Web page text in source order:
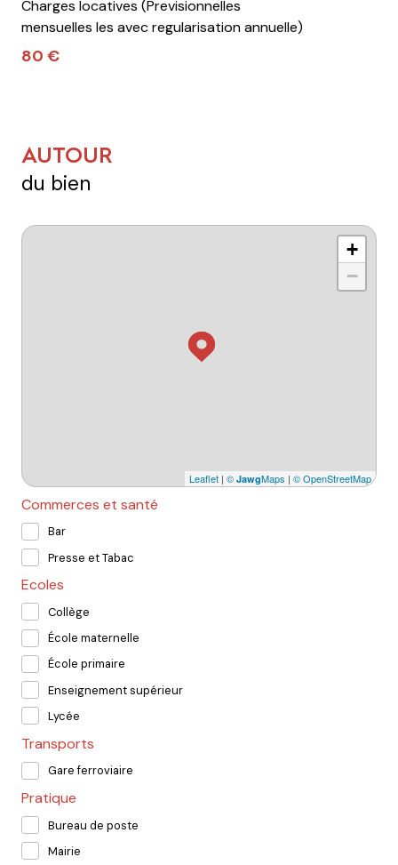
Charges locatives (Previsionnelles
mensuelles les avec regularisation annuelle)
80 €
AUTOUR
du bien
+
−
Leaflet | © JawgMaps | © OpenStreetMap
Commerces et santé
Bar
Presse et Tabac
Ecoles
Collège
École maternelle
École primaire
Enseignement supérieur
Lycée
Transports
Gare ferroviaire
Pratique
Bureau de poste
Mairie